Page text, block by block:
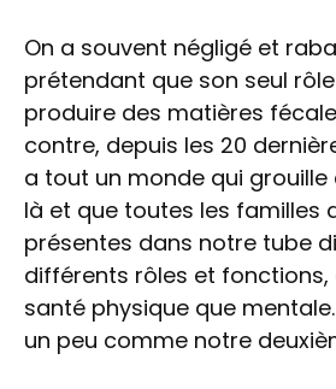
On a souvent négligé et
prétendant que son seul
produire des matières
contre, depuis les 20
a tout un monde qui
là et que toutes les familles
présentes dans notre tube
différents rôles et
santé physique que mentale.
un peu comme notre